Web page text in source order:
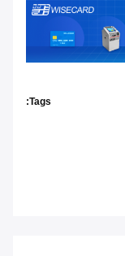
Tags: